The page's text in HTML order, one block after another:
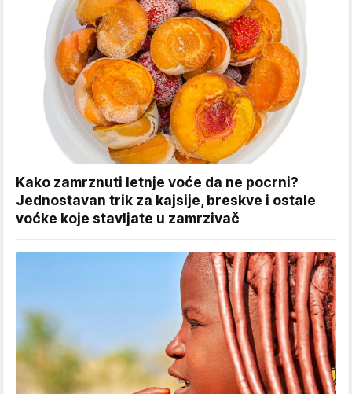
Kako zamrznuti letnje voće da ne pocrni?
Jednostavan trik za kajsije, breskve i ostale
voćke koje stavljate u zamrzivač